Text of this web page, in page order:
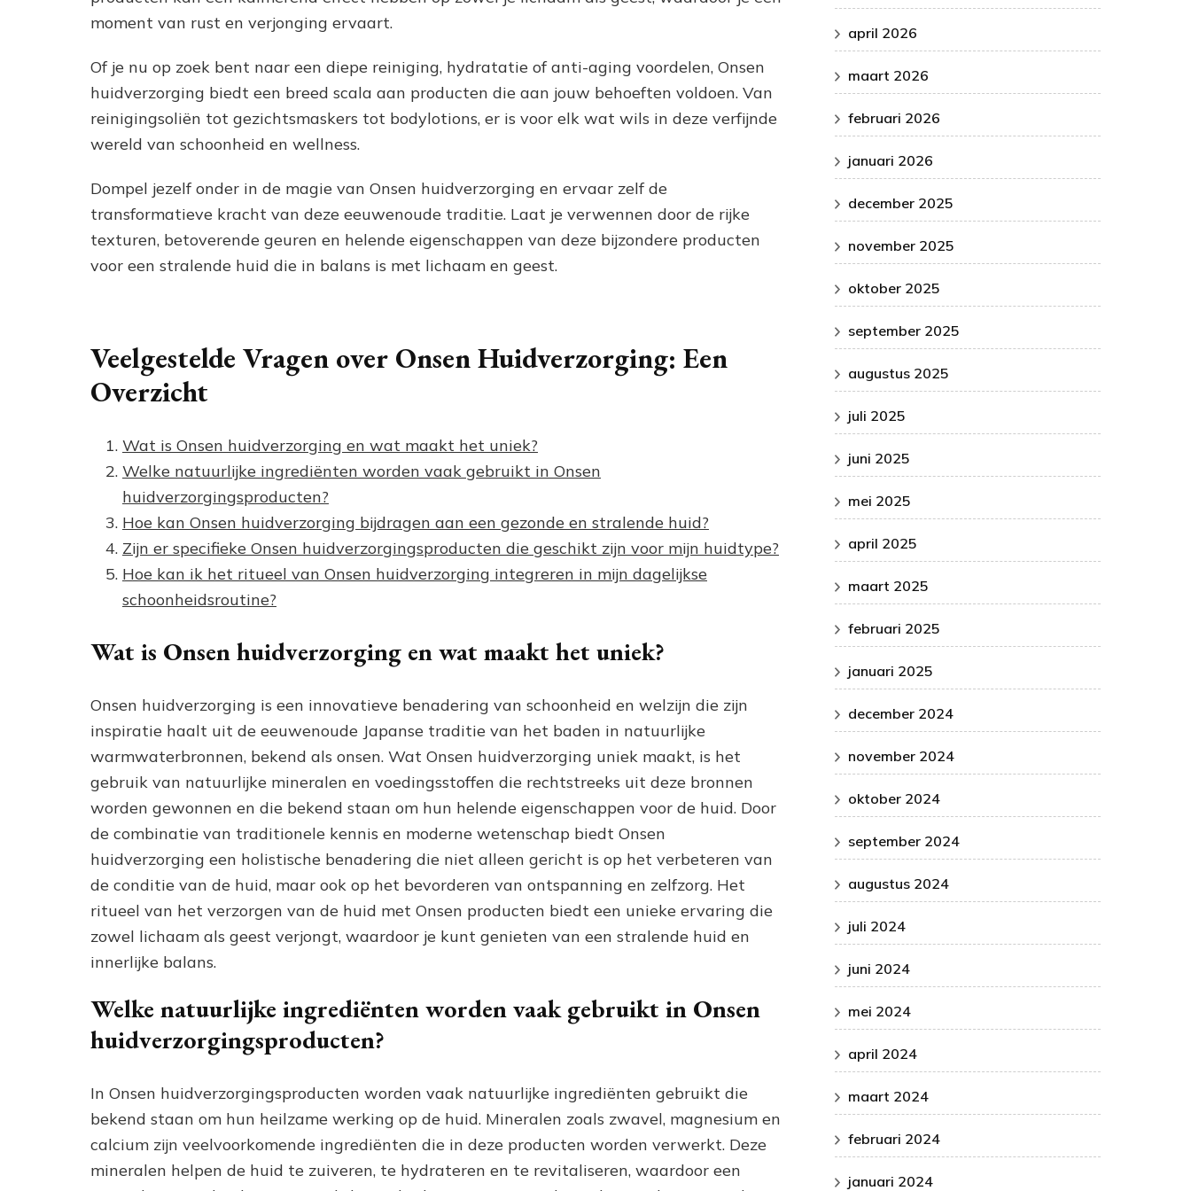
moment van rust en verjonging ervaart.
Of je nu op zoek bent naar een diepe reiniging, hydratatie of anti-aging voordelen, Onsen
huidverzorging biedt een breed scala aan producten die aan jouw behoeften voldoen. Van
reinigingsoliën tot gezichtsmaskers tot bodylotions, er is voor elk wat wils in deze verfijnde
wereld van schoonheid en wellness.
Dompel jezelf onder in de magie van Onsen huidverzorging en ervaar zelf de
transformatieve kracht van deze eeuwenoude traditie. Laat je verwennen door de rijke
texturen, betoverende geuren en helende eigenschappen van deze bijzondere producten
voor een stralende huid die in balans is met lichaam en geest.
Veelgestelde Vragen over Onsen Huidverzorging: Een
Overzicht
Wat is Onsen huidverzorging en wat maakt het uniek?
Welke natuurlijke ingrediënten worden vaak gebruikt in Onsen
huidverzorgingsproducten?
Hoe kan Onsen huidverzorging bijdragen aan een gezonde en stralende huid?
Zijn er specifieke Onsen huidverzorgingsproducten die geschikt zijn voor mijn huidtype?
Hoe kan ik het ritueel van Onsen huidverzorging integreren in mijn dagelijkse
schoonheidsroutine?
Wat is Onsen huidverzorging en wat maakt het uniek?
Onsen huidverzorging is een innovatieve benadering van schoonheid en welzijn die zijn
inspiratie haalt uit de eeuwenoude Japanse traditie van het baden in natuurlijke
warmwaterbronnen, bekend als onsen. Wat Onsen huidverzorging uniek maakt, is het
gebruik van natuurlijke mineralen en voedingsstoffen die rechtstreeks uit deze bronnen
worden gewonnen en die bekend staan om hun helende eigenschappen voor de huid. Door
de combinatie van traditionele kennis en moderne wetenschap biedt Onsen
huidverzorging een holistische benadering die niet alleen gericht is op het verbeteren van
de conditie van de huid, maar ook op het bevorderen van ontspanning en zelfzorg. Het
ritueel van het verzorgen van de huid met Onsen producten biedt een unieke ervaring die
zowel lichaam als geest verjongt, waardoor je kunt genieten van een stralende huid en
innerlijke balans.
Welke natuurlijke ingrediënten worden vaak gebruikt in Onsen
huidverzorgingsproducten?
In Onsen huidverzorgingsproducten worden vaak natuurlijke ingrediënten gebruikt die
bekend staan om hun heilzame werking op de huid. Mineralen zoals zwavel, magnesium en
calcium zijn veelvoorkomende ingrediënten die in deze producten worden verwerkt. Deze
mineralen helpen de huid te zuiveren, te hydrateren en te revitaliseren, waardoor een
april 2026
maart 2026
februari 2026
januari 2026
december 2025
november 2025
oktober 2025
september 2025
augustus 2025
juli 2025
juni 2025
mei 2025
april 2025
maart 2025
februari 2025
januari 2025
december 2024
november 2024
oktober 2024
september 2024
augustus 2024
juli 2024
juni 2024
mei 2024
april 2024
maart 2024
februari 2024
januari 2024